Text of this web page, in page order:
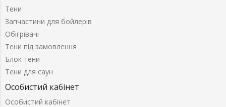
Тени
Запчастини для бойлерів
Обігрівачі
Тени під замовлення
Блок тени
Тени для саун
Особистий кабінет
Особистий кабінет